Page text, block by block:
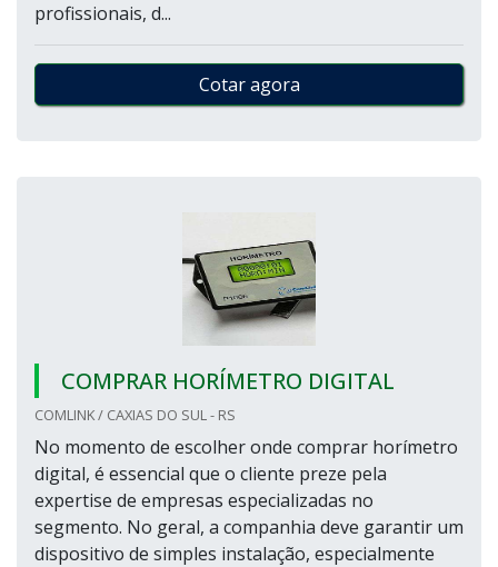
profissionais, d...
Cotar agora
COMPRAR HORÍMETRO DIGITAL
COMLINK / CAXIAS DO SUL - RS
No momento de escolher onde comprar horímetro
digital, é essencial que o cliente preze pela
expertise de empresas especializadas no
segmento. No geral, a companhia deve garantir um
dispositivo de simples instalação, especialmente